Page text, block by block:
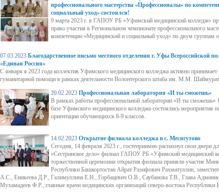
профессионального мастерства «Профессионалы» по
социальный уход» состоялся!
9 марта 2023 г. в ГАПОУ РБ «Уфимский медицинский колледж»
право участия в Региональном чемпионате профессионального
компетенции «Медицинский и социальный уход» по двум группам
07.03.2023 Благодарственное письмо местного отделения г. Уфы Всероссийской
«Единая Россия»
С января я 2023 года коллектив Уфимского медицинского колледжа активно принимает
гуманитарной помощи в рамках деятельности Волонтерского штаба им. М.М.
20.02.2023 Профессиональная лаборатория «И ты сможешь»
В рамках работы профессиональной лаборатории «И ты сможешь»
базе Уфимского медицинского колледжа состоялись мероприятия
ориентации обучающихся 8-9 классов.
14.02.2023 Открытие филиала колледжа в с. Месягутово
Сегодня, 14 февраля 2023 г., гостеприимно распахнул свои двери
«Сестринское дело» филиал ГАПОУ РБ «Уфимский медицинский
торжественной церемонии открытия филиала приняли участие
Республики Башкортостан Айрат Разифович Рахматуллин,
А.С., Еникеева Д.Р., Галимуллина Е.Н., Горбацевич О.В., Саубанова Т.В., Глава
Мухамадеев Ф.Р., главные врачи медицинских организаций северо-востока Республики